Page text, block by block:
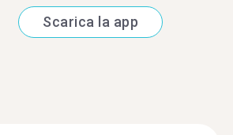
Scarica la app